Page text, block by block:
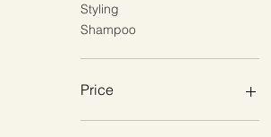
Styling
Shampoo
Price